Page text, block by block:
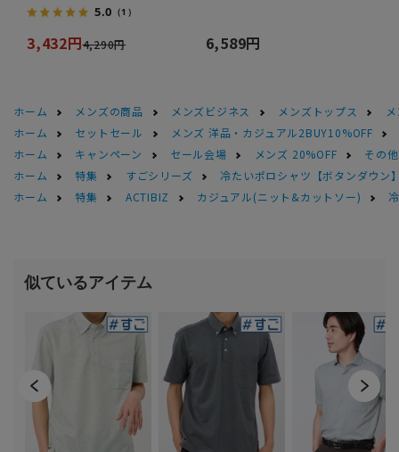
5.0 （1）
3,432円4,290円 6,589円
ホーム メンズの商品 メンズビジネス メンズトップス
ホーム
セットセール
メンズ 洋品・カジュアル2BUY10%OFF
ホーム
キャンペーン セール会場 メンズ 20%OFF
その
ホーム
特集 すごシリーズ
冷たいポロシャツ【ボタンダウン
ホーム
特集 ACTIBIZ カジュアル(ニット&カットソー)